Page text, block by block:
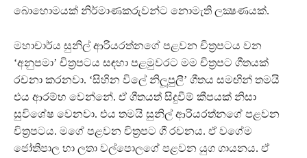
බොහොමයක් නිර්මාණකරුවන්ට නොමැති ලක්‍ෂණයක්.
මහාචාර්ය සුනිල් ආරියරත්නගේ පළවන චිත‍්‍රපටය වන
‘අනුපමා’ චිත‍්‍රපටය සඳහා පළමුවරට මම චිත‍්‍රපට ගීතයක්
රචනා කරනවා. ‘සිහින විලේ නිලූපුලී’ ගීතය සමඟින් තමයි
එය ආරම්භ වෙන්නේ. ඒ ගීතයත් සිදුවීම් කීපයක් නිසා
සුවිශේෂ වෙනවා. එය තමයි සුනිල් ආරියරත්නගේ පළවන
චිත‍්‍රපටය. මගේ පළවන චිත‍්‍රපට ගී රචනය. ඒ වගේම
ජෝතිපාල හා ලතා වල්පොලගේ පළවන යුග ගායනය. ඒ